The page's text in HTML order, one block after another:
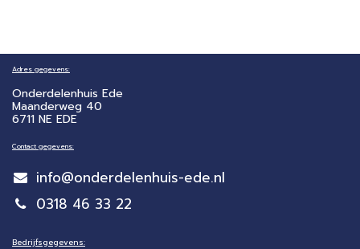
Adres gegevens:
Onderdelenhuis Ede
Maanderweg 40
6711 NE EDE
Contact gegevens:
info@onderdelenhuis-ede.nl
0318 46 33 22
Bedrijfsgegevens: